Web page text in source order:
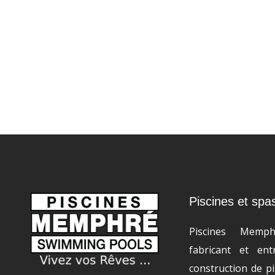
Piscines et
Piscines
fabricant et
construction de